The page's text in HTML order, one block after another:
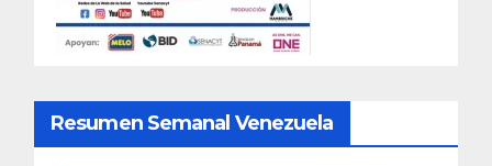
Resumen Semanal Venezuela